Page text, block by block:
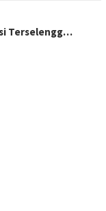
Terselengg…